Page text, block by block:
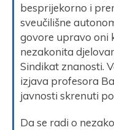
besprijekorno i
sveučilišne
govore upravo oni
nezakonita
Sindikat znanosti.
izjava profesora
javnosti skrenuti
Da se radi o